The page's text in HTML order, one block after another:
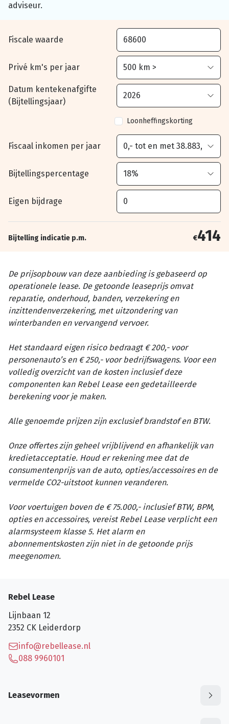
adviseur.
Fiscale waarde
Privé km's per jaar
Datum kentekenafgifte
(Bijtellingsjaar)
Loonheffingskorting
Fiscaal inkomen per jaar
Bijtellingspercentage
Eigen bijdrage
Bijtelling indicatie p.m. €414
De prijsopbouw van deze aanbieding is gebaseerd op
operationele lease. De getoonde leaseprijs omvat
reparatie, onderhoud, banden, verzekering en
inzittendenverzekering, met uitzondering van
winterbanden en vervangend vervoer.
Het standaard eigen risico bedraagt € 200,- voor
personenauto’s en € 250,- voor bedrijfswagens. Voor een
volledig overzicht van de kosten inclusief deze
componenten kan Rebel Lease een gedetailleerde
berekening voor je maken.
Alle genoemde prijzen zijn exclusief brandstof en BTW.
Onze offertes zijn geheel vrijblijvend en afhankelijk van
kredietacceptatie. Houd er rekening mee dat de
consumentenprijs van de auto, opties/accessoires en de
vermelde CO2-uitstoot kunnen veranderen.
Voor voertuigen boven de € 75.000,- inclusief BTW, BPM,
opties en accessoires, vereist Rebel Lease verplicht een
alarmsysteem klasse 5. Het alarm en
abonnementskosten zijn niet in de getoonde prijs
meegenomen.
Rebel Lease
Lijnbaan 12
2352 CK Leiderdorp
info@rebellease.nl
088 9960101
Leasevormen